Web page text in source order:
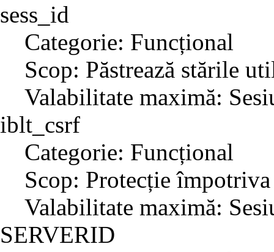
sess_id
Categorie: Funcțional
Scop: Păstrează stările
Valabilitate maximă:
iblt_csrf
Categorie: Funcțional
Scop: Protecție
Valabilitate maximă:
SERVERID